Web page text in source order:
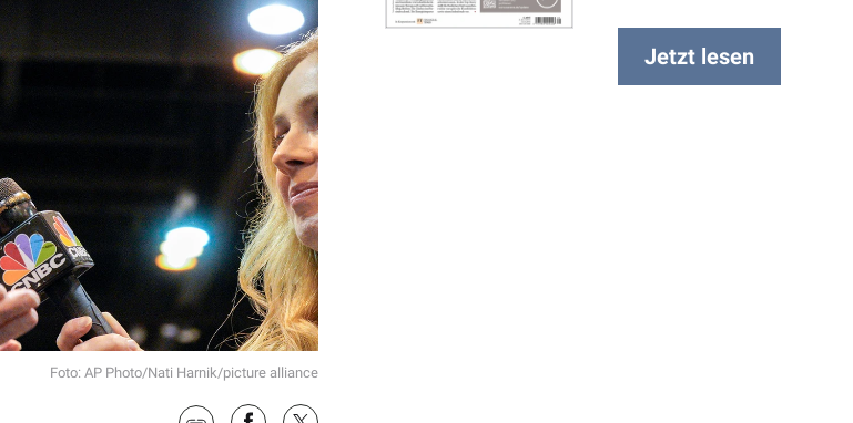
Foto: AP Photo/Nati Harnik/picture alliance
Jetzt lesen